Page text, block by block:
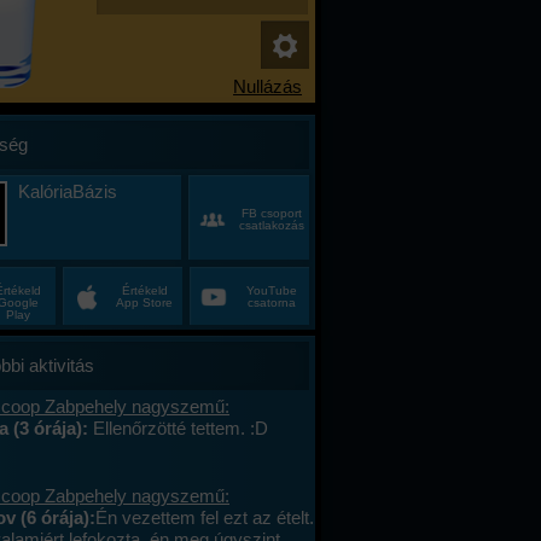
KalóriaBázis
FB csoport
csatlakozás
Play
Értékeld
App Store
YouTube
csatorna
aktivitás
Zabpehely nagyszemű:
(3 órája): Ellenőrzötté tettem. :D
Zabpehely nagyszemű:
(6 órája):Én vezettem fel ezt az ételt.